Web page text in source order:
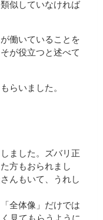
似していなければ
働いていることを
が役立つと述べて
らいました。
ました。ズバリ正
方もおられまし
んもいて、うれし
全体像」だけでは